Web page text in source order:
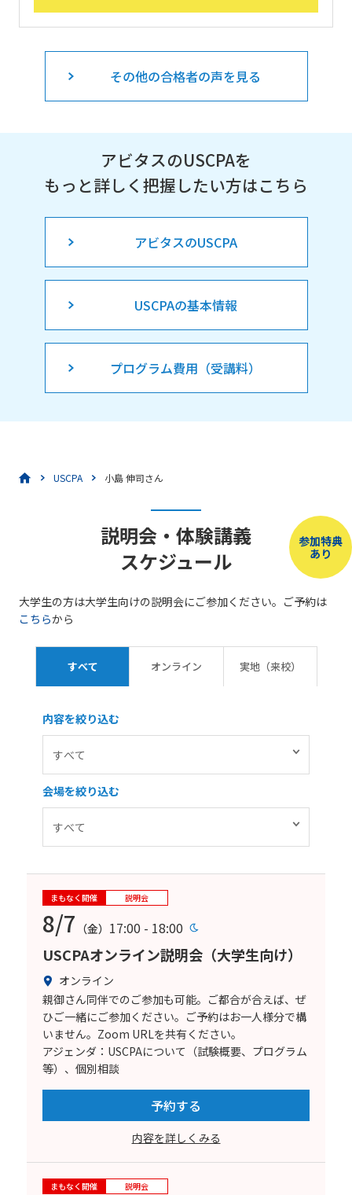
その他の合格者の声を見る
アビタスのUSCPAを
もっと詳しく把握したい方はこちら
アビタスのUSCPA
USCPAの基本情報
プログラム費用（受講料）
USCPA 小島 伸司さん
参加特典
あり
説明会・体験講義
スケジュール
大学生の方は大学生向けの説明会にご参加ください。ご予約は
こちらから
すべて オンライン 実地（来校）
内容を絞り込む
会場を絞り込む
まもなく開催 説明会
8/7 （金） 17:00 - 18:00
USCPAオンライン説明会（大学生向け）
オンライン
親御さん同伴でのご参加も可能。ご都合が合えば、ぜ
ひご一緒にご参加ください。ご予約はお一人様分で構
いません。Zoom URLを共有ください。
アジェンダ：USCPAについて（試験概要、プログラム
等）、個別相談
予約する
内容を詳しくみる
まもなく開催 説明会